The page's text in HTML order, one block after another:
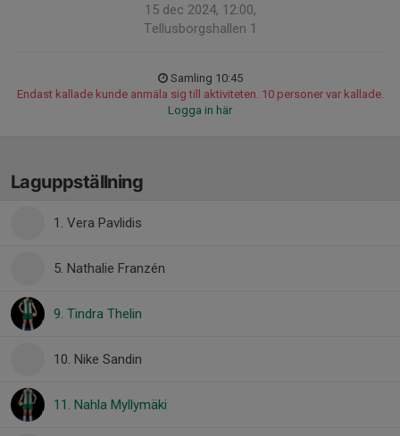
15 dec 2024, 12:00,
Tellusborgshallen 1
Samling 10:45
Endast kallade kunde anmäla sig till aktiviteten. 10 personer var kallade.
Logga in här
Laguppställning
1. Vera Pavlidis
5. Nathalie Franzén
9. Tindra Thelin
10. Nike Sandin
11. Nahla Myllymäki